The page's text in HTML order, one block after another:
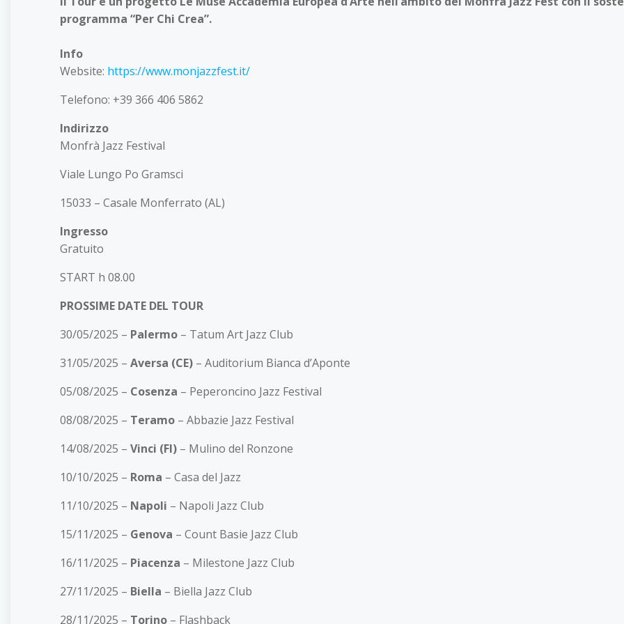
programma “Per Chi Crea”.
Info
Website: https://www.monjazzfest.it/
Telefono: +39 366 406 5862
Indirizzo
Monfrà Jazz Festival
Viale Lungo Po Gramsci
15033 – Casale Monferrato (AL)
Ingresso
Gratuito
START h 08.00
PROSSIME DATE DEL TOUR
30/05/2025 – Palermo – Tatum Art Jazz Club
31/05/2025 – Aversa (CE) – Auditorium Bianca d’Aponte
05/08/2025 – Cosenza – Peperoncino Jazz Festival
08/08/2025 – Teramo – Abbazie Jazz Festival
14/08/2025 – Vinci (FI) – Mulino del Ronzone
10/10/2025 – Roma – Casa del Jazz
11/10/2025 – Napoli – Napoli Jazz Club
15/11/2025 – Genova – Count Basie Jazz Club
16/11/2025 – Piacenza – Milestone Jazz Club
27/11/2025 – Biella – Biella Jazz Club
28/11/2025 – Torino – Flashback